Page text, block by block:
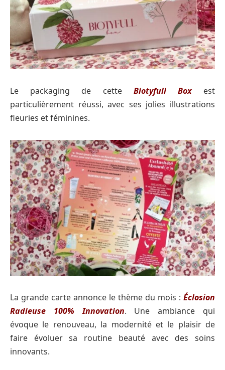
Le packaging de cette Biotyfull Boxest
particulièrement réussi, avec ses jolies illustrations
fleuries et féminines.
La grande carte annonce le thème du mois : Éclosion
Radieuse 100% Innovation. Une ambiance qui
évoque le renouveau, la modernité et le plaisir de
faire évoluer sa routine beauté avec des soins
innovants.